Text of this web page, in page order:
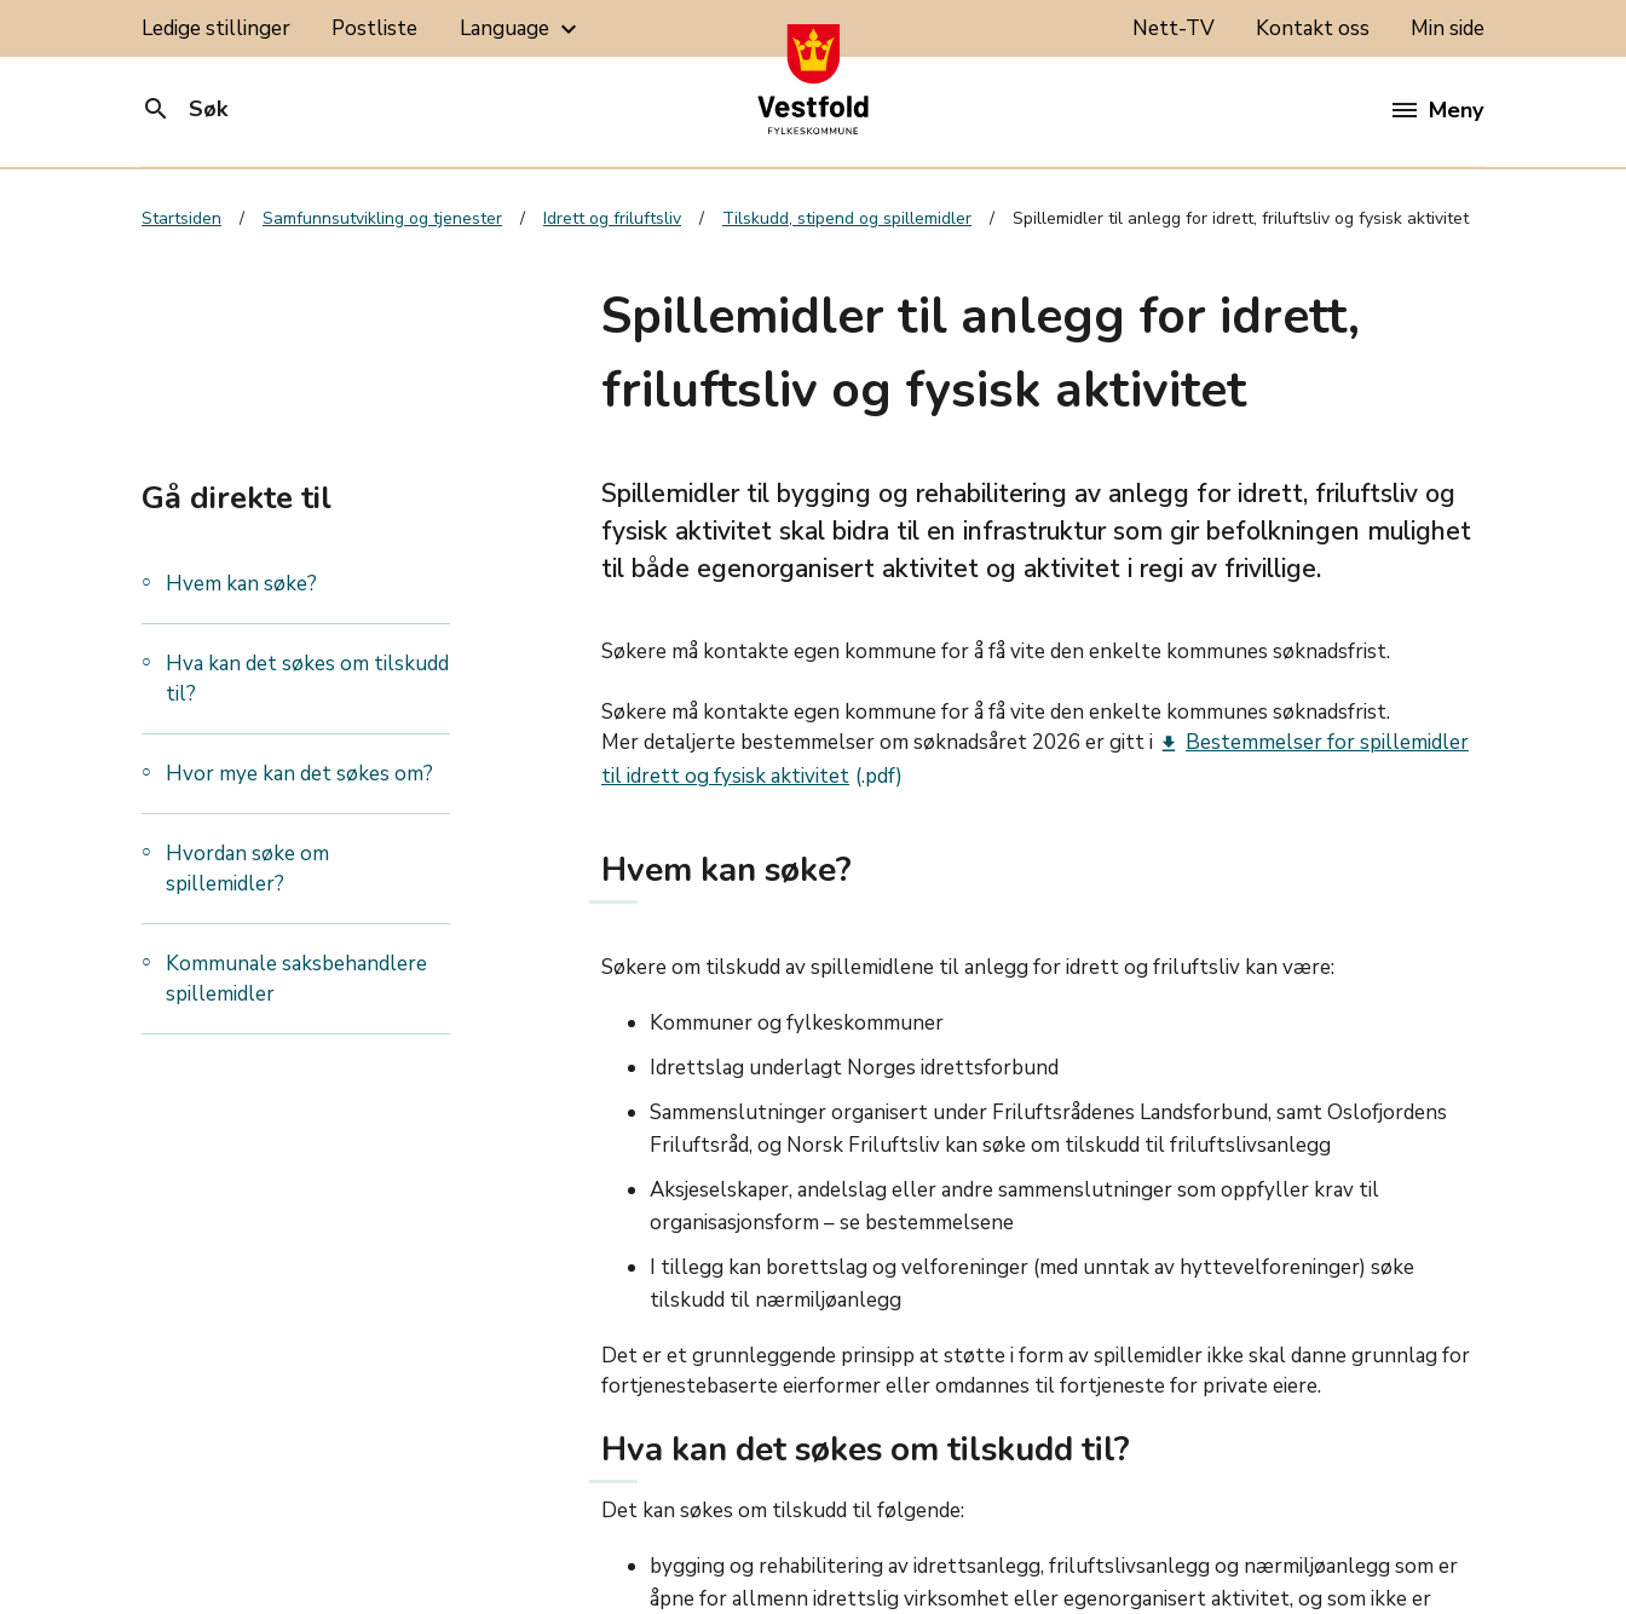
Ledige stillinger Postliste Language keyboard_arrow_down Nett-TV Kontakt oss Min side
search Søk Meny
Startsiden Samfunnsutvikling og tjenester Idrett og friluftsliv Tilskudd, stipend og spillemidler Spillemidler til anlegg for idrett, friluftsliv og fysisk aktivitet
Spillemidler til anlegg for idrett,
friluftsliv og fysisk aktivitet
Gå direkte til
Hvem kan søke?
Hva kan det søkes om tilskudd
til?
Hvor mye kan det søkes om?
Hvordan søke om
spillemidler?
Kommunale saksbehandlere
spillemidler
Spillemidler til bygging og rehabilitering av anlegg for idrett, friluftsliv og
fysisk aktivitet skal bidra til en infrastruktur som gir befolkningen mulighet
til både egenorganisert aktivitet og aktivitet i regi av frivillige.
Søkere må kontakte egen kommune for å få vite den enkelte kommunes søknadsfrist.
Søkere må kontakte egen kommune for å få vite den enkelte kommunes søknadsfrist.
Mer detaljerte bestemmelser om søknadsåret 2026 er gitt i get_app Bestemmelser for spillemidler
til idrett og fysisk aktivitet
Hvem kan søke?
Søkere om tilskudd av spillemidlene til anlegg for idrett og friluftsliv kan være:
Kommuner og fylkeskommuner
Idrettslag underlagt Norges idrettsforbund
Sammenslutninger organisert under Friluftsrådenes Landsforbund, samt Oslofjordens
Friluftsråd, og Norsk Friluftsliv kan søke om tilskudd til friluftslivsanlegg
Aksjeselskaper, andelslag eller andre sammenslutninger som oppfyller krav til
organisasjonsform – se bestemmelsene
I tillegg kan borettslag og velforeninger (med unntak av hyttevelforeninger) søke
tilskudd til nærmiljøanlegg
Det er et grunnleggende prinsipp at støtte i form av spillemidler ikke skal danne grunnlag for
fortjenestebaserte eierformer eller omdannes til fortjeneste for private eiere.
Hva kan det søkes om tilskudd til?
Det kan søkes om tilskudd til følgende:
bygging og rehabilitering av idrettsanlegg, friluftslivsanlegg og nærmiljøanlegg som er
åpne for allmenn idrettslig virksomhet eller egenorganisert aktivitet, og som ikke er